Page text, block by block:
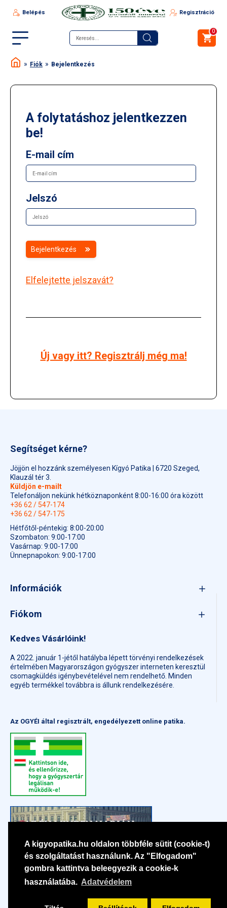
A kigyopatika.hu oldalon többféle sütit (cookie-t)
és szolgáltatást használunk. Az "Elfogadom"
gombra kattintva beleegyezik a cookie-k
használatába. Adatvédelem
Belépés Regisztráció
0
Fiók Bejelentkezés
A folytatáshoz jelentkezzen
be!
E-mail cím
Jelszó
Bejelentkezés
Elfelejtette jelszavát?
Új vagy itt? Regisztrálj még ma!
Segítséget kérne?
Jöjjön el hozzánk személyesen Kígyó Patika | 6720 Szeged,
Klauzál tér 3.
Küldjön e-mailt
Telefonáljon nekünk hétköznaponként 8:00-16:00 óra között
+36 62 / 547-174
+36 62 / 547-175
Hétfőtől-péntekig: 8:00-20:00
Szombaton: 9:00-17:00
Vasárnap: 9:00-17:00
Ünnepnapokon: 9:00-17:00
Információk
Fiókom
Kedves Vásárlóink!
A 2022. január 1-jétől hatályba lépett törvényi rendelkezések
értelmében Magyarországon gyógyszer interneten keresztül
csomagküldés igénybevételével nem rendelhető. Minden
egyéb termékkel továbbra is állunk rendelkezésére.
Az OGYÉI által regisztrált, engedélyezett online patika.